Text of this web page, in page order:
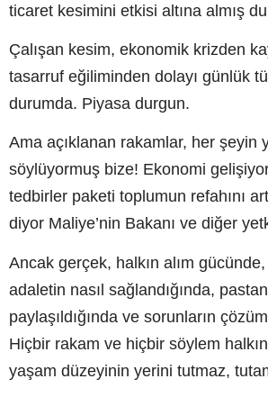
ticaret kesimini etkisi altına almış
Çalışan kesim, ekonomik krizden
tasarruf eğiliminden dolayı günlük
durumda. Piyasa durgun.
Ama açıklanan rakamlar, her şeyin
söylüyormuş bize! Ekonomi
tedbirler paketi toplumun refahını
diyor Maliye’nin Bakanı ve diğer
Ancak gerçek, halkın alım
adaletin nasıl sağlandığında,
paylaşıldığında ve sorunların
Hiçbir rakam ve hiçbir söylem
yaşam düzeyinin yerini tutmaz,